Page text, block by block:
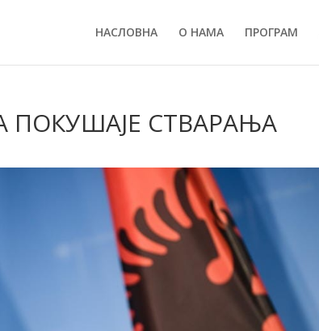
НАСЛОВНА О НАМА ПРОГРАМ
ПОКУШАЈЕ СТВАРАЊА